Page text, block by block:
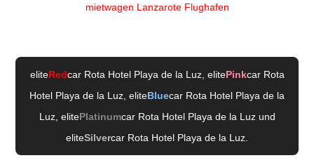
mietwagen Lanzarote Flughafen
eliteRedcar Rota Hotel Playa de la Luz, elitePinkcar Rota
Hotel Playa de la Luz , eliteBluecar Rota Hotel Playa de la
Luz, elitePlatinumcar Rota Hotel Playa de la Luzund
eliteSilvercar Rota Hotel Playa de la Luz